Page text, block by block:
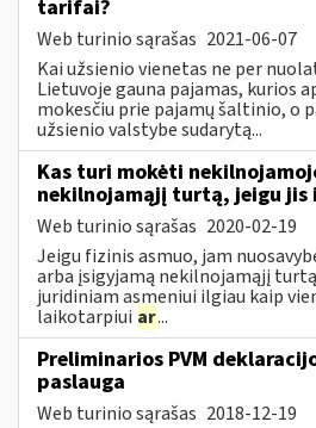
tarifai?
Web turinio sąrašas 2021-06-07
Kai užsienio vienetas ne per
Lietuvoje gauna pajamas, kurios
mokesčiu prie pajamų šaltinio, o
užsienio valstybe sudarytą...
Kas turi mokėti
nekilnojamąjį turtą, jeigu jis
Web turinio sąrašas 2020-02-19
Jeigu fizinis asmuo, jam
arba įsigyjamą nekilnojamąjį
juridiniam asmeniui ilgiau kaip
laikotarpiui ar...
Preliminarios PVM
paslauga
Web turinio sąrašas 2018-12-19